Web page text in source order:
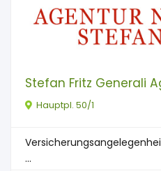
Stefan Fritz Generali
Hauptpl. 50/1
...